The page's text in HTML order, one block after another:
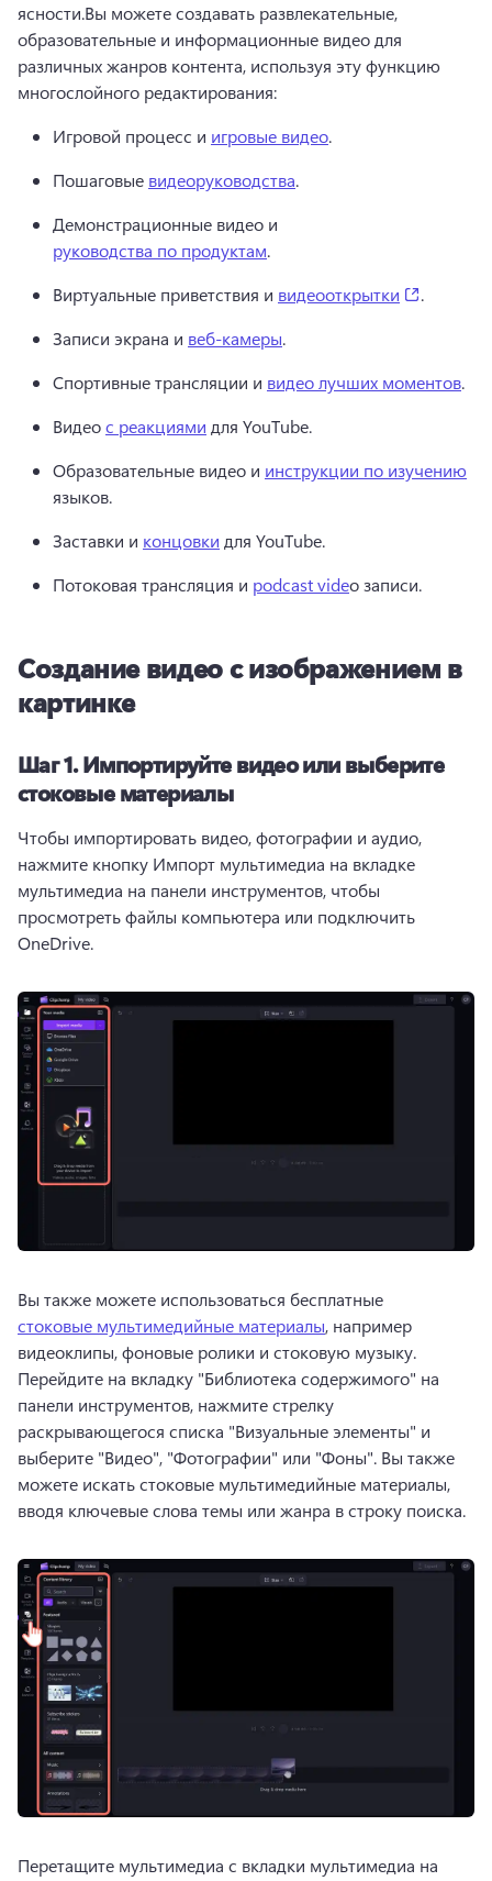
ясности.Вы можете создавать развлекательные,
образовательные и информационные видео для
различных жанров контента, используя эту функцию
многослойного редактирования:
Игровой процесс и игровые видео.
Пошаговые видеоруководства.
Демонстрационные видео и
руководства по продуктам.
Виртуальные приветствия и видеооткрытки
.
Записи экрана и веб-камеры.
Спортивные трансляции и видео лучших моментов.
Видео с реакциями для YouTube.
Образовательные видео и инструкции по изучению
языков.
Заставки и концовки для YouTube.
Потоковая трансляция и podcast video записи.
Создание видео с изображением в
картинке
Шаг 1. Импортируйте видео или выберите
стоковые материалы
Чтобы импортировать видео, фотографии и аудио,
нажмите кнопку Импорт мультимедиа на вкладке
мультимедиа на панели инструментов, чтобы
просмотреть файлы компьютера или подключить
OneDrive.
Вы также можете использоваться бесплатные
стоковые мультимедийные материалы, например
видеоклипы, фоновые ролики и стоковую музыку.
Перейдите на вкладку "Библиотека содержимого" на
панели инструментов, нажмите стрелку
раскрывающегося списка "Визуальные элементы" и
выберите "Видео", "Фотографии" или "Фоны". Вы также
можете искать стоковые мультимедийные материалы,
вводя ключевые слова темы или жанра в строку поиска.
Перетащите мультимедиа с вкладки мультимедиа на